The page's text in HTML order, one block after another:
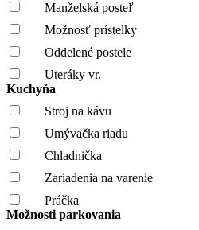
Manželská posteľ
Možnosť prístelky
Oddelené postele
Uteráky vr.
Kuchyňa
Stroj na kávu
Umývačka riadu
Chladnička
Zariadenia na varenie
Práčka
Možnosti parkovania